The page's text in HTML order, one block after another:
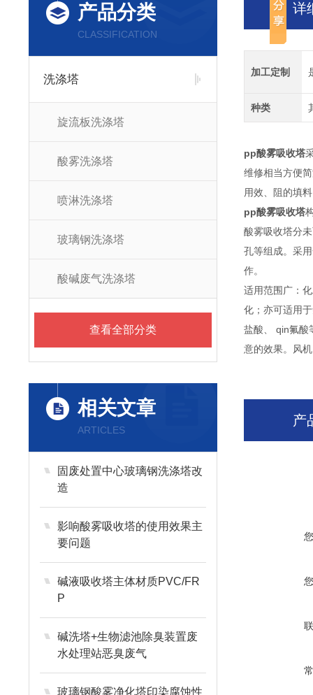
产品分类
CLASSIFICATION
洗涤塔
旋流板洗涤塔
酸雾洗涤塔
喷淋洗涤塔
玻璃钢洗涤塔
酸碱废气洗涤塔
查看全部分类
相关文章
ARTICLES
固废处置中心玻璃钢洗涤塔改
造
影响酸雾吸收塔的使用效果主
要问题
碱液吸收塔主体材质PVC/FR
P
碱洗塔+生物滤池除臭装置废
水处理站恶臭废气
玻璃钢酸雾净化塔印染腐蚀性
详
加工定制
种类
pp酸雾吸收塔
维修相当方便
用效、阻的填
pp酸雾吸收塔
酸雾吸收塔分
孔等组成。采
作。
适用范围广：
化；亦可适用
盐酸、 qin氟酸
意的效果。风
产